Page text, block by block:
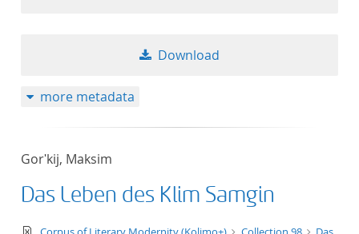
Download
more metadata
Gorʹkij, Maksim
Das Leben des Klim Samgin